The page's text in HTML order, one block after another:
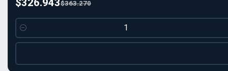
$363.270
Cantidad